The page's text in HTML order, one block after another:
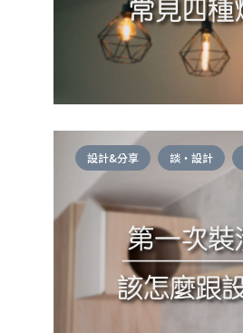
設計&分享 談・設計